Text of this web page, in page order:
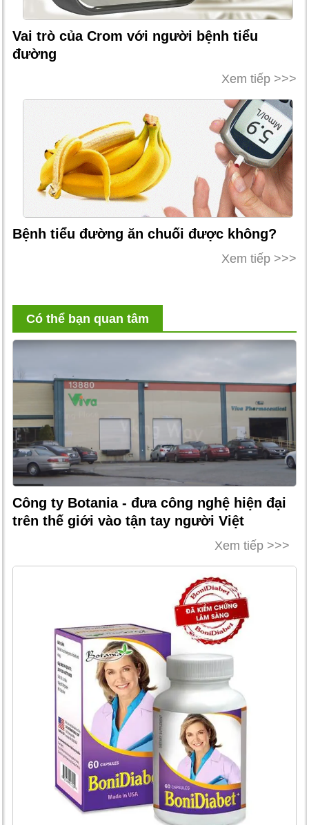
Vai trò của Crom với người bệnh tiểu
đường
Xem tiếp >>>
Bệnh tiểu đường ăn chuối được không?
Xem tiếp >>>
Có thể bạn quan tâm
Công ty Botania - đưa công nghệ hiện đại
trên thế giới vào tận tay người Việt
Xem tiếp >>>